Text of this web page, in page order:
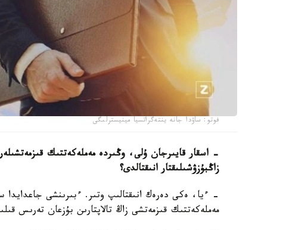
فوتو: ساۋدا جانە ينتەگراتسيا مينيسترلىگى
- اسقار قايىرجان ۇلى، وڭىردە مەملەكەتتىك
زاڭبۇزۋشىلىقتار انىقتالدى؟
- ءيا، ەكى دەرەك انىقتالىپ وتىر. ءبىرىنشى
مەملەكەتتىك قىزمەتشى زاڭ تالاپتارىن بۇزعان تەرىس